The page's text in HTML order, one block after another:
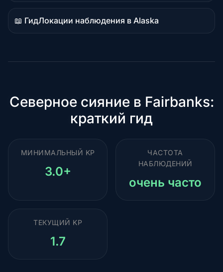
направление
📖 Гид
Материал-
Локации наблюдения в Alaska
Северное сияние в Fairbanks:
краткий гид
МИНИМАЛЬНЫЙ KP
3.0+
ЧАСТОТА
НАБЛЮДЕНИЙ
очень часто
ТЕКУЩИЙ KP
1.7